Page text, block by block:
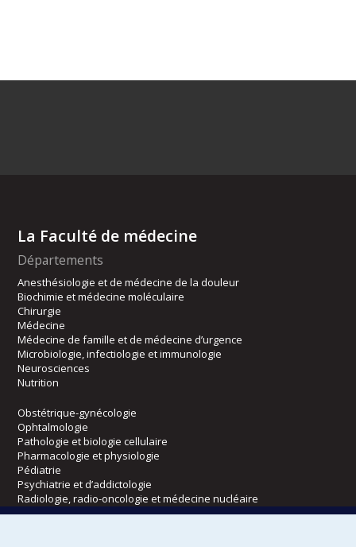
La Faculté de médecine
Départements
Anesthésiologie et de médecine de la douleur
Biochimie et médecine moléculaire
Chirurgie
Médecine
Médecine de famille et de médecine d’urgence
Microbiologie, infectiologie et immunologie
Neurosciences
Nutrition
Obstétrique-gynécologie
Ophtalmologie
Pathologie et biologie cellulaire
Pharmacologie et physiologie
Pédiatrie
Psychiatrie et d’addictologie
Radiologie, radio-oncologie et médecine nucléaire